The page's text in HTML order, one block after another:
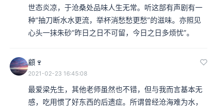
世态炎凉，于沧桑处品味人生无常。听这部有声剧有一
种“抽刀断水水更流，举杯消愁愁更愁”的滋味。亦照见
心头一抹朱砂“昨日之日不可留，今日之日多烦忧”。
顧🍷
2021-02-23 16:45:08
最爱梁先生，其他老师虽然也不错，但与我而言基本无
感，吃用惯了好东西的后遗症。所谓曾经沧海难为水，